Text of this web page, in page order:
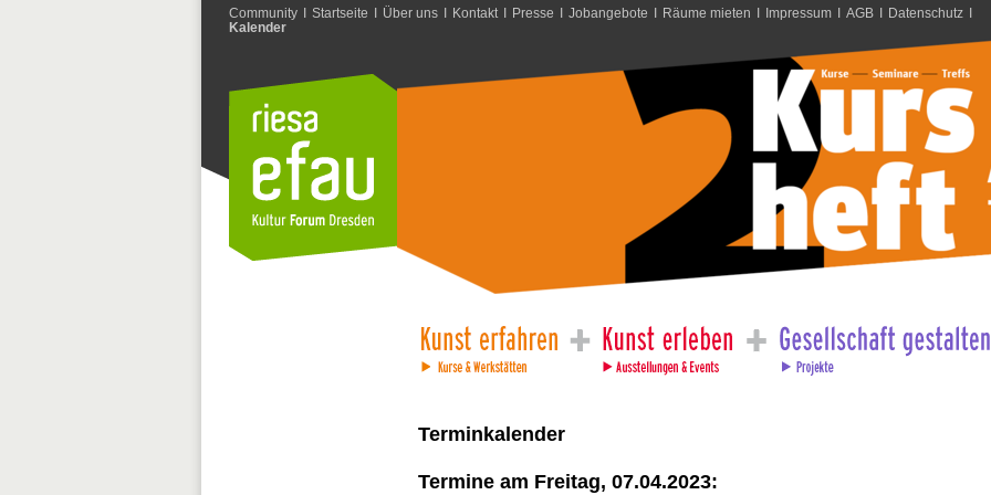
Community I Startseite I Über uns I Kontakt I Presse I Jobangebote I Räume mieten I Impressum I AGB I Datenschutz I
Kalender
Terminkalender
Termine am Freitag, 07.04.2023: